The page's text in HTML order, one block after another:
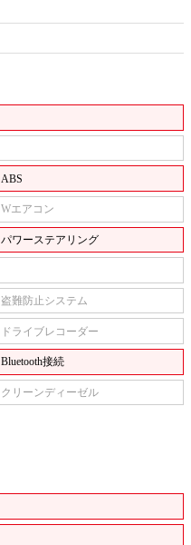
ABS
Wエアコン
パワーステアリング
盗難防止システム
ドライブレコーダー
Bluetooth接続
クリーンディーゼル